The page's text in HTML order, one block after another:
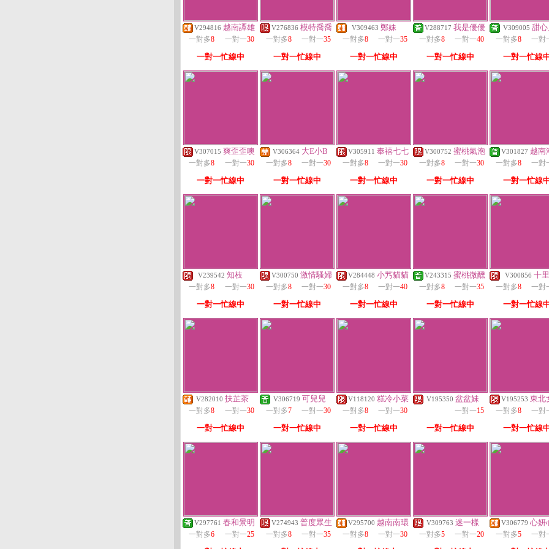
V294816 越南譚雄
一對多8 一對一30
一對一忙線中
V276836 模特喬喬
一對多8 一對一35
一對一忙線中
V309463 鄭妹
一對多8 一對一35
一對一忙線中
V288717 我是優優
一對多8 一對一40
一對一忙線中
V309005 甜
一對多8 一對
一對一忙線
V307015 爽歪歪噢
一對多8 一對一30
一對一忙線中
V306364 大E小B
一對多8 一對一30
一對一忙線中
V305911 奉禧七七
一對多8 一對一30
一對一忙線中
V300752 蜜桃氣泡
一對多8 一對一30
一對一忙線中
V301827 越南
一對多8 一對
一對一忙線
V239542 知枝
一對多8 一對一30
一對一忙線中
V300750 激情騷婦
一對多8 一對一30
一對一忙線中
V284448 小艿貓貓
一對多8 一對一40
一對一忙線中
V243315 蜜桃微醺
一對多8 一對一35
一對一忙線中
V300856 十里
一對多8 一對
一對一忙線
V282010 扶芷茶
一對多8 一對一30
一對一忙線中
V306719 可兒兒
一對多7 一對一30
一對一忙線中
V118120 糕冷小菜
一對多8 一對一30
一對一忙線中
V195350 盆盆妹
一對一15
一對一忙線中
V195253 東北
一對多8 一對
一對一忙線
V297761 春和景明
一對多6 一對一25
V274943 普度眾生
一對多8 一對一35
V295700 越南南環
一對多8 一對一30
V309763 迷一樣
一對多5 一對一20
V306779 心妍
一對多5 一對